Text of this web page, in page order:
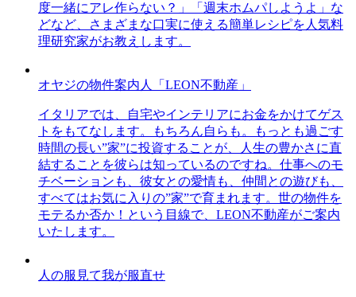
度一緒にアレ作らない？」「週末ホムパしようよ」な
どなど、さまざまな口実に使える簡単レシピを人気料
理研究家がお教えします。
オヤジの物件案内人「LEON不動産」
イタリアでは、自宅やインテリアにお金をかけてゲス
トをもてなします。もちろん自らも。もっとも過ごす
時間の長い”家”に投資することが、人生の豊かさに直
結することを彼らは知っているのですね。仕事へのモ
チベーションも、彼女との愛情も、仲間との遊びも、
すべてはお気に入りの”家”で育まれます。世の物件を
モテるか否か！という目線で、LEON不動産がご案内
いたします。
人の服見て我が服直せ